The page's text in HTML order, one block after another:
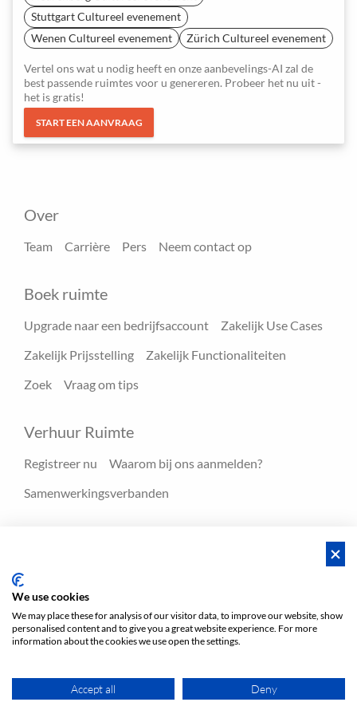
Stuttgart Cultureel evenement
Wenen Cultureel evenement
Zürich Cultureel evenement
Vertel ons wat u nodig heeft en onze aanbevelings-AI zal de
best passende ruimtes voor u genereren. Probeer het nu uit -
het is gratis!
START EEN AANVRAAG
Over
Team Carrière Pers Neem contact op
Boek ruimte
Upgrade naar een bedrijfsaccount
Zakelijk Use Cases
Zakelijk Prijsstelling
Zakelijk Functionaliteiten
Zoek
Vraag om tips
Verhuur Ruimte
Registreer nu
Waarom bij ons aanmelden?
Samenwerkingsverbanden
Voorwaarden Privacy
Voorwaarden/Impressum
We use cookies
We may place these for analysis of our visitor data, to improve our website, show
personalised content and to give you a great website experience. For more
information about the cookies we use open the settings.
Accept all Deny